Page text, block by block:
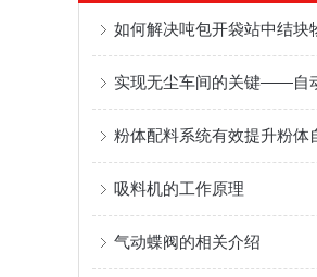
吸料机的工作原理
气动蝶阀的相关介绍